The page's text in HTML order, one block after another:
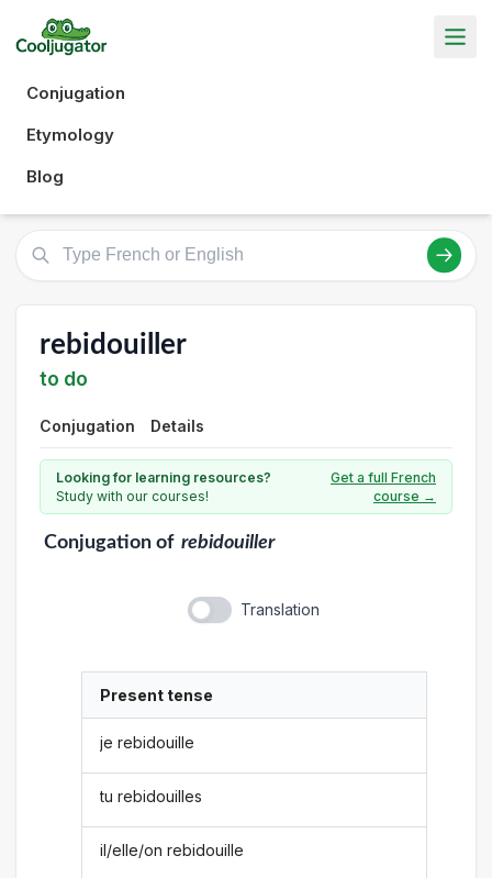
Conjugation
Etymology
Blog
rebidouiller
to do
Conjugation Details
Looking for learning resources?
Study with our courses!
Get a full French
course →
Conjugationof rebidouiller
Translation
Present tense
je rebidouille
tu rebidouilles
il/elle/on rebidouille